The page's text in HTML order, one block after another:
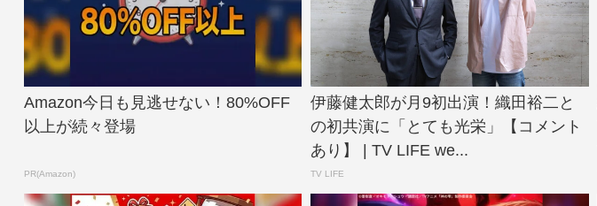
Amazon今日も見逃せない！80%OFF
以上が続々登場
PR(Amazon)
伊藤健太郎が月9初出演！織田裕二と
の初共演に「とても光栄」【コメント
あり】 | TV LIFE we...
TV LIFE